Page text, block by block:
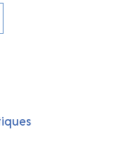
local ballon avec
VUE MER !!!! Très
de construire une